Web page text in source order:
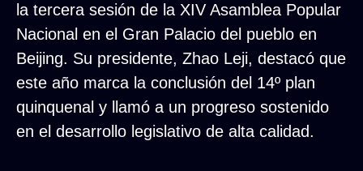
la tercera sesión de la XIV Asamblea Popular
Nacional en el Gran Palacio del pueblo en
Beijing. Su presidente, Zhao Leji, destacó que
este año marca la conclusión del 14º plan
quinquenal y llamó a un progreso sostenido
en el desarrollo legislativo de alta calidad.